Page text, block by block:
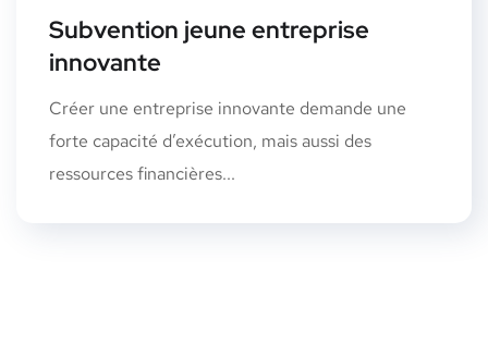
Subvention jeune entreprise
innovante
Créer une entreprise innovante demande une
forte capacité d’exécution, mais aussi des
ressources financières...